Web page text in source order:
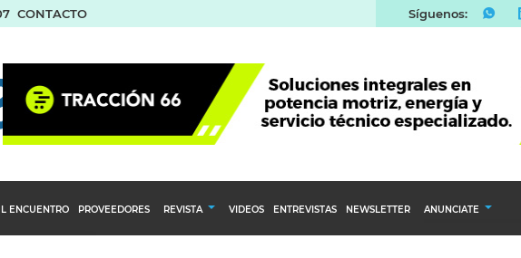
CONTACTO Síguenos:
ENCUENTRO PROVEEDORES REVISTA VIDEOS ENTREVISTAS NEWSLETTER ANUNCIATE